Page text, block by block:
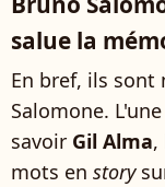
salue la
En bref, ils sont
Salomone.
savoir Gil Alma,
mots en story